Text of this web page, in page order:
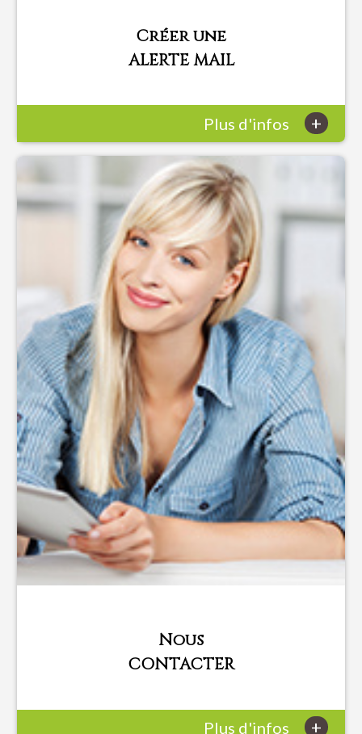
Créer une
ALERTE MAIL
Plus d'infos +
Nous
CONTACTER
Plus d'infos +